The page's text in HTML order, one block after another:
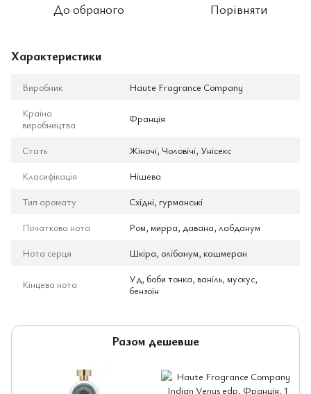
До обраного Порівняти
Характеристики
Виробник
Haute Fragrance Company
Країна
виробництва
Франція
Стать
Жіночі, Чоловічі, Унісекс
Класифікація
Нішева
Тип аромату
Східні, гурманські
Початкова нота
Ром, мирра, давана, лабданум
Нота серця
Шкіра, олібанум, кашмеран
Кінцева нота
Уд, боби тонка, ваніль, мускус,
бензоїн
Разом дешевше